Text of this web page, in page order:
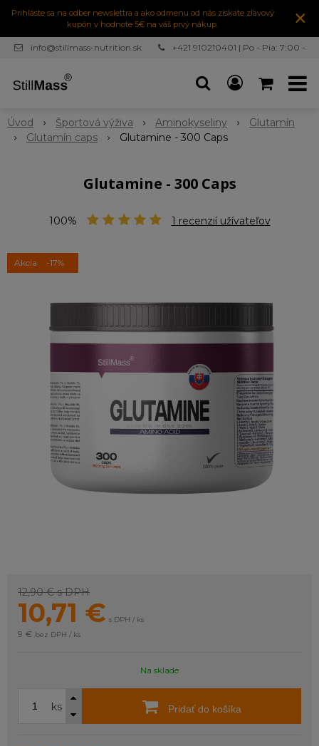
Prihláste sa na odber newslettra a ako odmenu od nás získate zľavový
kupón v hodnote 5€ na váš prvý nákup.
×
info@stillmass-nutrition.sk
+421 910210401 | Po - Pia: 7:00 -
Úvod Športová výživa Aminokyseliny
Glutamín
Glutamín caps
Glutamine - 300 Caps
Glutamine - 300 Caps
100% 1 recenzií užívateľov
Akcia -17%
12,90 €s DPH
10,71 € s DPH / ks
9 € bez DPH / ks
Na sklade
ks Pridať do košíka